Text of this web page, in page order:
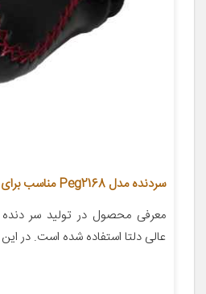
سردنده مدل Peg2168 مناسب برای پژو 206 صندوقدار
معرفی محصول در تولید سر
عالی دلتا استفاده شده است. در